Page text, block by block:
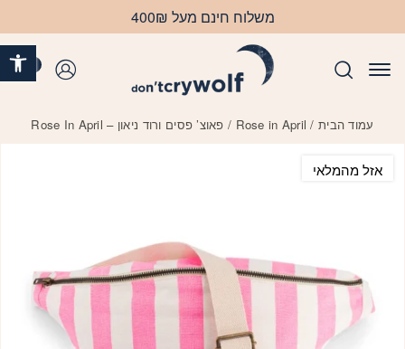
משלוח חינם מעל 400₪
עמוד הבית/
Rose in April / פאוצ’ פסים ורוד ניאון – Rose In April
אזל מהמלאי